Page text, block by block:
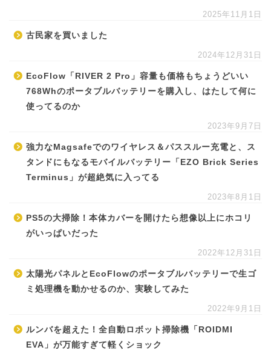
2025年11月1日
古民家を買いました
2024年12月31日
EcoFlow「RIVER 2 Pro」容量も価格もちょうどいい
768Whのポータブルバッテリーを購入し、はたして何に
使ってるのか
2023年9月7日
強力なMagsafeでのワイヤレス＆パススルー充電と、ス
タンドにもなるモバイルバッテリー「EZO Brick Series
Terminus」が超絶気に入ってる
2023年8月1日
PS5の大掃除！本体カバーを開けたら想像以上にホコリ
がいっぱいだった
2022年12月31日
太陽光パネルとEcoFlowのポータブルバッテリーで生ゴ
ミ処理機を動かせるのか、実験してみた
2022年9月1日
ルンバを超えた！全自動ロボット掃除機「ROIDMI
EVA」が万能すぎて軽くショック